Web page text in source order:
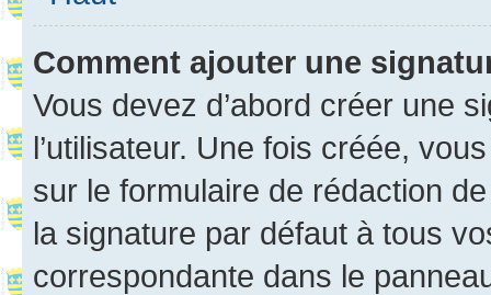
Comment ajouter une
Vous devez d’abord créer une
l’utilisateur. Une fois créée,
sur le formulaire de rédaction
la signature par défaut à tous
correspondante dans le